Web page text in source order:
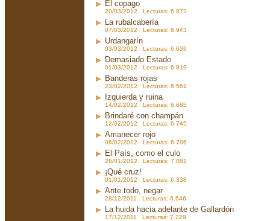
El copago
20/03/2012 Lecturas: 6.872
La rubalcabería
07/03/2012 Lecturas: 6.943
Urdangarín
03/03/2012 Lecturas: 6.636
Demasiado Estado
01/03/2012 Lecturas: 6.819
Banderas rojas
23/02/2012 Lecturas: 6.561
Izquierda y ruina
14/02/2012 Lecturas: 6.685
Brindaré con champán
12/02/2012 Lecturas: 6.745
Amanecer rojo
06/02/2012 Lecturas: 6.706
El País, como el culo
26/01/2012 Lecturas: 7.081
¡Qué cruz!
01/01/2012 Lecturas: 6.338
Ante todo, negar
28/12/2011 Lecturas: 6.646
La huida hacia adelante de Gallardón
17/12/2011 Lecturas: 7.229